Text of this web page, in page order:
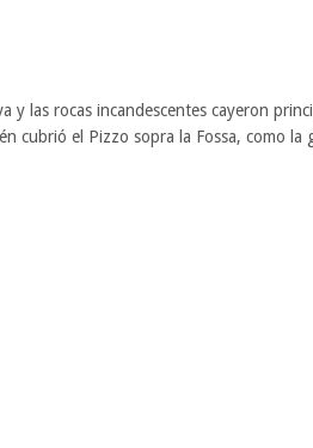
y las rocas incandescentes cayeron
cubrió el Pizzo sopra la Fossa, como